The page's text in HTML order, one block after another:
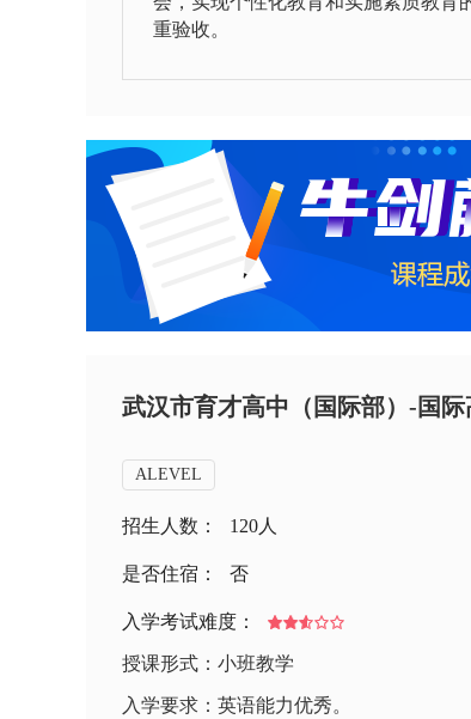
重验收。
武汉市育才高中（国际部）-国
ALEVEL
招生人数： 120人
是否住宿： 否
入学考试难度：
授课形式：小班教学
入学要求：英语能力优秀。